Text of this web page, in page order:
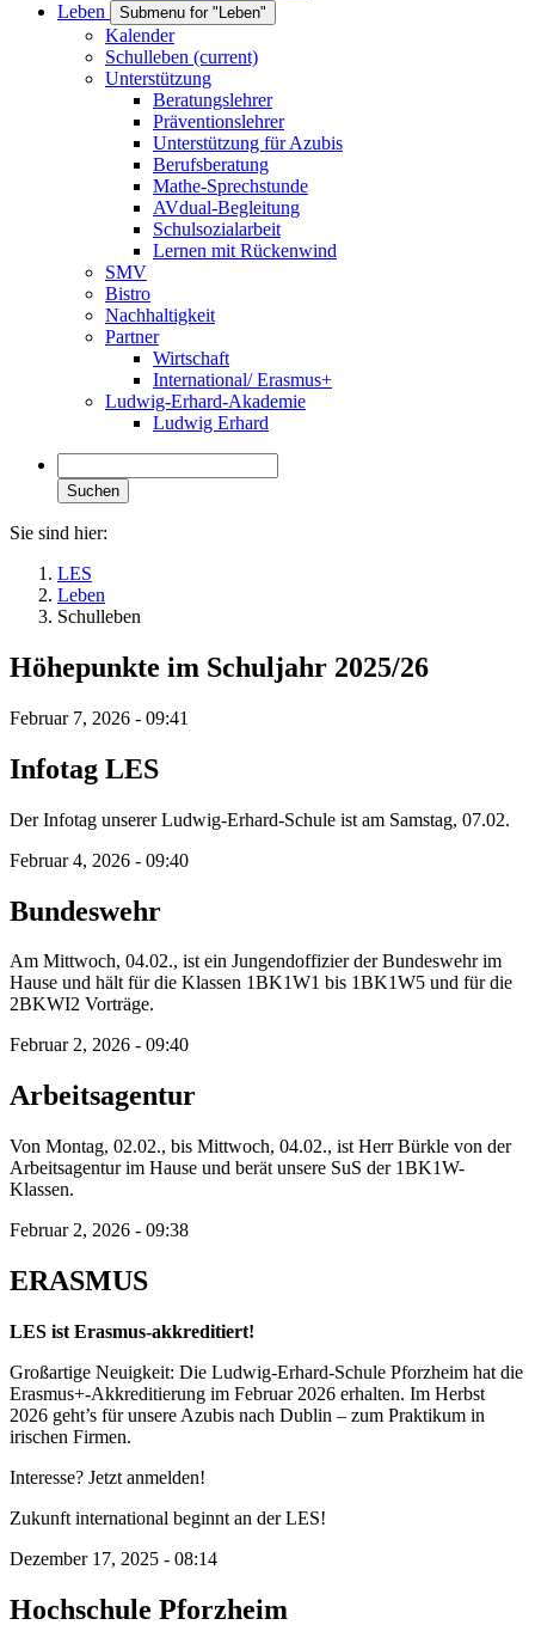
Leben
Submenu for "Leben"
Kalender
Schulleben (current)
Unterstützung
Beratungslehrer
Präventionslehrer
Unterstützung für Azubis
Berufsberatung
Mathe-Sprechstunde
AVdual-Begleitung
Schulsozialarbeit
Lernen mit Rückenwind
SMV
Bistro
Nachhaltigkeit
Partner
Wirtschaft
International/ Erasmus+
Ludwig-Erhard-Akademie
Ludwig Erhard
Suchen
Sie sind hier:
LES
Leben
Schulleben
Höhepunkte im Schuljahr 2025/26
Februar 7, 2026 - 09:41
Infotag LES
Der Infotag unserer Ludwig-Erhard-Schule ist am Samstag, 07.02.
Februar 4, 2026 - 09:40
Bundeswehr
Am Mittwoch, 04.02., ist ein Jungendoffizier der Bundeswehr im
Hause und hält für die Klassen 1BK1W1 bis 1BK1W5 und für die
2BKWI2 Vorträge.
Februar 2, 2026 - 09:40
Arbeitsagentur
Von Montag, 02.02., bis Mittwoch, 04.02., ist Herr Bürkle von der
Arbeitsagentur im Hause und berät unsere SuS der 1BK1W-
Klassen.
Februar 2, 2026 - 09:38
ERASMUS
LES ist Erasmus-akkreditiert!
Großartige Neuigkeit: Die Ludwig-Erhard-Schule Pforzheim hat die
Erasmus+-Akkreditierung im Februar 2026 erhalten. Im Herbst
2026 geht’s für unsere Azubis nach Dublin – zum Praktikum in
irischen Firmen.
Interesse? Jetzt anmelden!
Zukunft international beginnt an der LES!
Dezember 17, 2025 - 08:14
Hochschule Pforzheim